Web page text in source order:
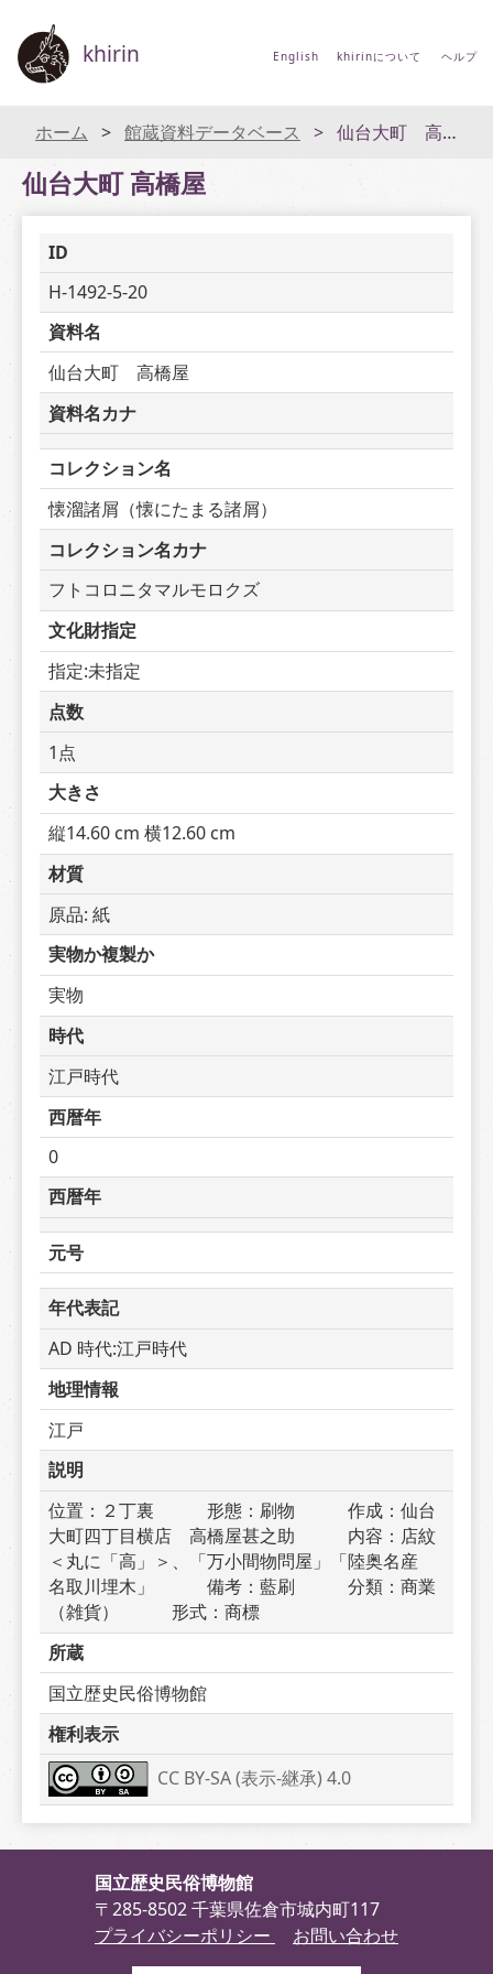
khirin English khirinについて ヘルプ
ホーム 館蔵資料データベース 仙台大町 高橋屋
仙台大町 高橋屋
ID
H-1492-5-20
資料名
仙台大町　高橋屋
資料名カナ
コレクション名
懐溜諸屑（懐にたまる諸屑）
コレクション名カナ
フトコロニタマルモロクズ
文化財指定
指定:未指定
点数
1点
大きさ
縦14.60 cm 横12.60 cm
材質
原品: 紙
実物か複製か
実物
時代
江戸時代
西暦年
0
西暦年
元号
年代表記
AD 時代:江戸時代
地理情報
江戸
説明
位置：２丁裏　　　形態：刷物　　　作成：仙台
大町四丁目横店　高橋屋甚之助　　　内容：店紋
＜丸に「高」＞、「万小間物問屋」「陸奥名産
名取川埋木」　　　備考：藍刷　　　分類：商業
（雑貨）　　　形式：商標
所蔵
国立歴史民俗博物館
権利表示
CC BY-SA (表示-継承) 4.0
国立歴史民俗博物館
〒285-8502 千葉県佐倉市城内町117
プライバシーポリシー
お問い合わせ